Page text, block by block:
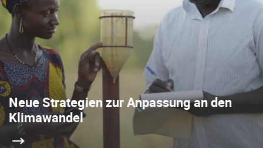
Neue Strategien zur Anpassung an den
Klimawandel